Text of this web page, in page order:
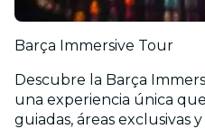
Barça Immersive Tour
Descubre la Barça
una experiencia única
guiadas, áreas exclusivas